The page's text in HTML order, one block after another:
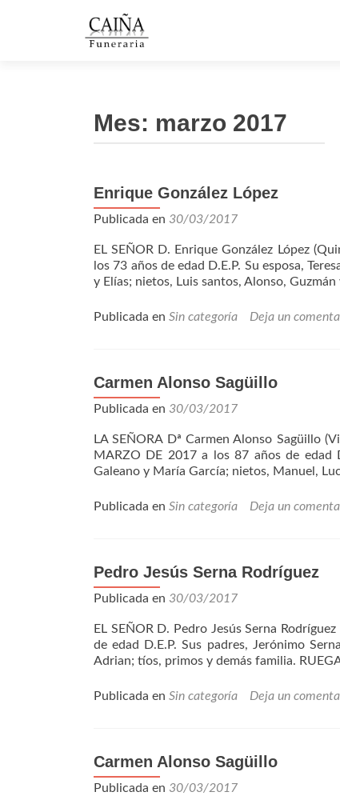
Mes: marzo 2017
Enrique González López
Publicada en 30/03/2017
EL SEÑOR D. Enrique González López
los 73 años de edad D.E.P. Su esposa,
y Elías; nietos, Luis santos, Alonso,
Publicada en Sin categoría Deja un
Carmen Alonso Sagüillo
Publicada en 30/03/2017
LA SEÑORA Dª Carmen Alonso Sagüillo
MARZO DE 2017 a los 87 años de edad
Galeano y María García; nietos, Manuel,
Publicada en Sin categoría Deja un
Pedro Jesús Serna Rodríguez
Publicada en 30/03/2017
EL SEÑOR D. Pedro Jesús Serna
de edad D.E.P. Sus padres, Jerónimo
Adrian; tíos, primos y demás familia.
Publicada en Sin categoría Deja un
Carmen Alonso Sagüillo
Publicada en 30/03/2017
Navegación
de
entradas